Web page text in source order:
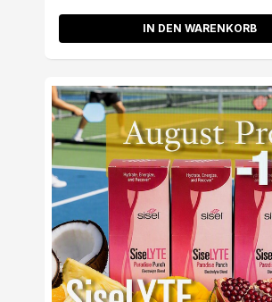
IN DEN WARENKORB